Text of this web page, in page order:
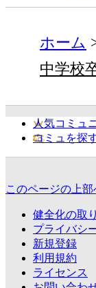
ホーム
中学校
人気コミュ
コミュを探
このページの上部
健全化の取
プライバシ
新規登録
利用規約
ライセンス